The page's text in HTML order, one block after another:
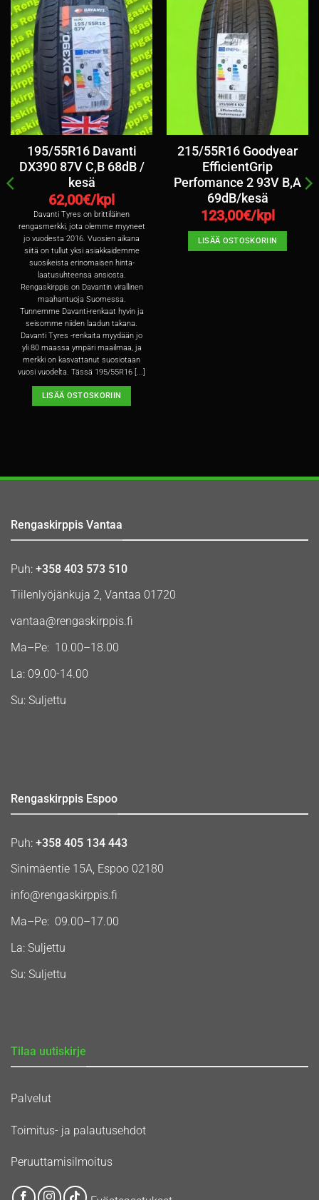
195/55R16 Davanti
DX390 87V C,B 68dB /
kesä
62,00€/kpl
Davanti Tyres on brittiläinen
rengasmerkki, jota olemme myyneet
jo vuodesta 2016. Vuosien aikana
siitä on tullut yksi asiakkaidemme
suosikeista erinomaisen hinta-
laatusuhteensa ansiosta.
Rengaskirppis on Davantin virallinen
maahantuoja Suomessa.
Tunnemme Davanti-renkaat hyvin ja
seisomme niiden laadun takana.
Davanti Tyres -renkaita myydään jo
yli 80 maassa ympäri maailmaa, ja
merkki on kasvattanut suosiotaan
vuosi vuodelta. Tässä 195/55R16 [...]
LISÄÄ OSTOSKORIIN
215/55R16 Goodyear
EfficientGrip
Perfomance 2 93V B,A
69dB/kesä
123,00€/kpl
LISÄÄ OSTOSKORIIN
Rengaskirppis Vantaa
Puh: +358 403 573 510
Tiilenlyöjänkuja 2, Vantaa 01720
vantaa@rengaskirppis.fi
Ma–Pe: 10.00–18.00
La: 09.00-14.00
Su: Suljettu
Rengaskirppis Espoo
Puh: +358 405 134 443
Sinimäentie 15A, Espoo 02180
info@rengaskirppis.fi
Ma–Pe: 09.00–17.00
La: Suljettu
Su: Suljettu
Tilaa uutiskirje
Palvelut
Toimitus- ja palautusehdot
Peruuttamisilmoitus